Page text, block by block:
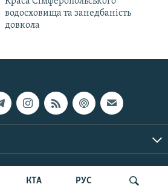
КТА РУС
водосховища та занедбаність
довкола